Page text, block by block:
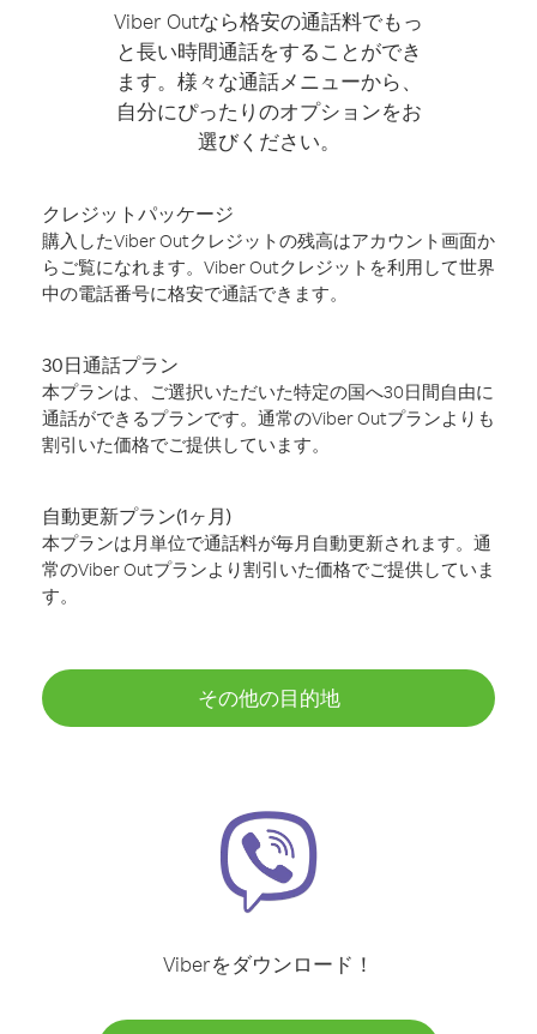
Viber Outなら格安の通話料でもっ
と長い時間通話をすることができ
ます。様々な通話メニューから、
自分にぴったりのオプションをお
選びください。
クレジットパッケージ
購入したViber Outクレジットの残高はアカウント画面か
らご覧になれます。Viber Outクレジットを利用して世界
中の電話番号に格安で通話できます。
30日通話プラン
本プランは、ご選択いただいた特定の国へ30日間自由に
通話ができるプランです。通常のViber Outプランよりも
割引いた価格でご提供しています。
自動更新プラン(1ヶ月)
本プランは月単位で通話料が毎月自動更新されます。通
常のViber Outプランより割引いた価格でご提供していま
す。
その他の目的地
Viberをダウンロード！